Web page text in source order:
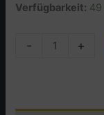
Verfügbarkeit: 49
-
COUPE
+